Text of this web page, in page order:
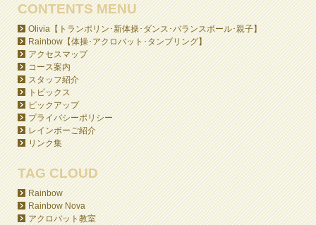
CONTENTS MENU
Olivia【トランポリン･新体操･ダンス･バランスボール･親子】
Rainbow【体操･アクロバット･タンブリング】
アクセスマップ
コース案内
スタッフ紹介
トピックス
ピックアップ
プライバシーポリシー
レインボーご紹介
リンク集
TAG CLOUD
Rainbow
Rainbow Nova
アクロバット教室